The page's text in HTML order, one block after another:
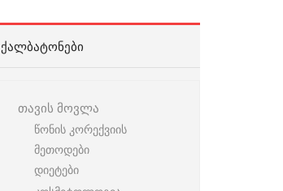
ᲥᲐᲚᲑᲐᲢᲝᲜᲔᲑᲘ
თავის მოვლა
წონის კორექვიის
მეთოდები
დიეტები